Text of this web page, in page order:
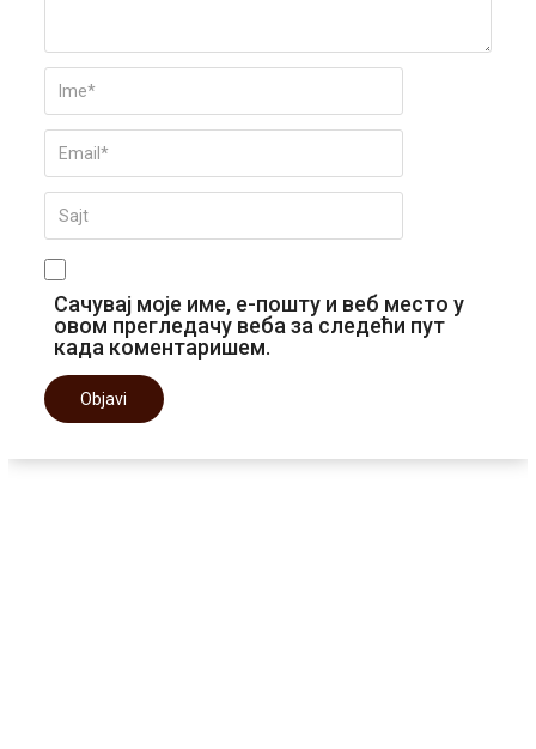
Сачувај моје име, е-пошту и веб место у
овом прегледачу веба за следећи пут
када коментаришем.